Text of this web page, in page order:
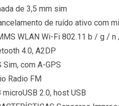
de 3,5 mm sim
de ruído ativo com
WLAN Wi-Fi 802.11 b / g /
4.0, A2DP
Sim, com A-GPS
Radio FM
microUSB 2.0, host USB